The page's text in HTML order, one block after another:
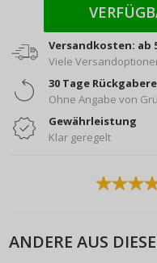
Versandkosten: ab
Viele
30 Tage
Ohne Angabe von
Gewährleistung
Klar geregelt
ANDERE AUS